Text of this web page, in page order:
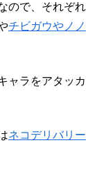
ので、それぞれ
チビガウやノノ
ャラをアタッカ
ネコデリバリー